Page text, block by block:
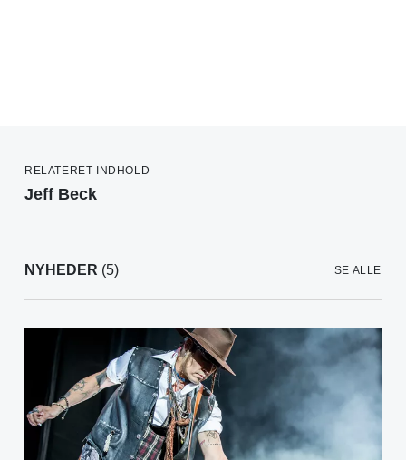
RELATERET INDHOLD
Jeff Beck
NYHEDER (5) SE ALLE